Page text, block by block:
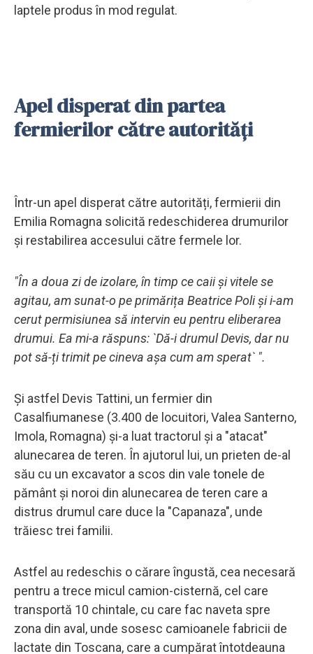
laptele produs în mod regulat.
Apel disperat din partea
fermierilor către autorități
Într-un apel disperat către autorități, fermierii din
Emilia Romagna solicită redeschiderea drumurilor
și restabilirea accesului către fermele lor.
"În a doua zi de izolare, în timp ce caii și vitele se
agitau, am sunat-o pe primărița Beatrice Poli și i-am
cerut permisiunea să intervin eu pentru eliberarea
drumui. Ea mi-a răspuns: `Dă-i drumul Devis, dar nu
pot să-ți trimit pe cineva așa cum am sperat` ".
Și astfel Devis Tattini, un fermier din
Casalfiumanese (3.400 de locuitori, Valea Santerno,
Imola, Romagna) și-a luat tractorul și a "atacat"
alunecarea de teren. În ajutorul lui, un prieten de-al
său cu un excavator a scos din vale tonele de
pământ și noroi din alunecarea de teren care a
distrus drumul care duce la "Capanaza", unde
trăiesc trei familii.
Astfel au redeschis o cărare îngustă, cea necesară
pentru a trece micul camion-cisternă, cel care
transportă 10 chintale, cu care fac naveta spre
zona din aval, unde sosesc camioanele fabricii de
lactate din Toscana, care a cumpărat întotdeauna